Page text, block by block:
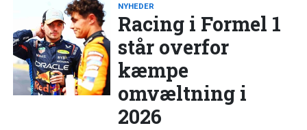
NYHEDER
Racing i Formel 1
står overfor
kæmpe
omvæltning i
2026